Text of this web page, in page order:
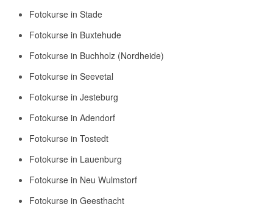
Fotokurse in Stade
Fotokurse in Buxtehude
Fotokurse in Buchholz (Nordheide)
Fotokurse in Seevetal
Fotokurse in Jesteburg
Fotokurse in Adendorf
Fotokurse in Tostedt
Fotokurse in Lauenburg
Fotokurse in Neu Wulmstorf
Fotokurse in Geesthacht